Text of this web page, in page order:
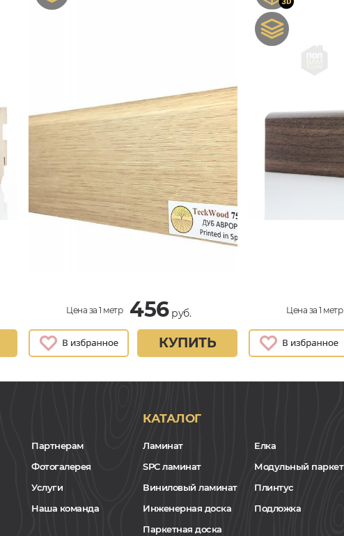
Цена за 1 метр 456руб.
КУПИТЬ
Цена за 1 метр
Партнерам
Фотогалерея
Услуги
Наша команда
КАТАЛОГ
Ламинат
SPC ламинат
Виниловый ламинат
Инженерная доска
Паркетная доска
Елка
Модульный паркет
Плинтус
Подложка